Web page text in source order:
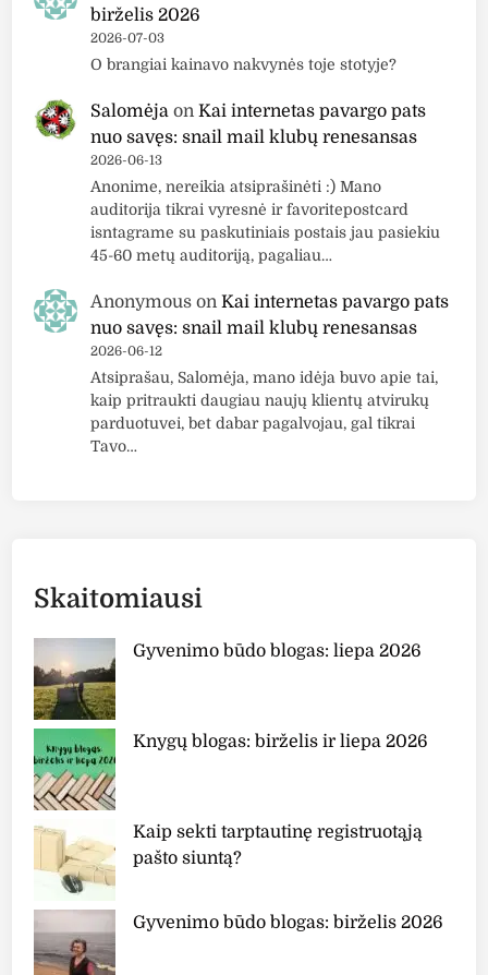
birželis 2026
2026-07-03
O brangiai kainavo nakvynės toje stotyje?
Salomėja onKai internetas pavargo pats
nuo savęs: snail mail klubų renesansas
2026-06-13
Anonime, nereikia atsiprašinėti :) Mano
auditorija tikrai vyresnė ir favoritepostcard
isntagrame su paskutiniais postais jau pasiekiu
45-60 metų auditoriją, pagaliau…
Anonymous onKai internetas pavargo pats
nuo savęs: snail mail klubų renesansas
2026-06-12
Atsiprašau, Salomėja, mano idėja buvo apie tai,
kaip pritraukti daugiau naujų klientų atvirukų
parduotuvei, bet dabar pagalvojau, gal tikrai
Tavo…
Skaitomiausi
Gyvenimo būdo blogas: liepa 2026
Knygų blogas: birželis ir liepa 2026
Kaip sekti tarptautinę registruotąją
pašto siuntą?
Gyvenimo būdo blogas: birželis 2026